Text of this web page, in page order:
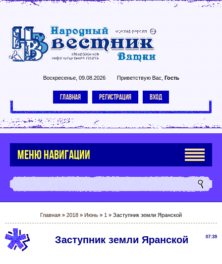
Воскресенье, 09.08.2026 Приветствую Вас Гость
ГЛАВНАЯ РЕГИСТРАЦИЯ ВХОД
МЕНЮ НАВИГАЦИИ
Главная » 2018 » Июнь » 1 » Заступник земли Яранской
07:39
Заступник земли Яранской